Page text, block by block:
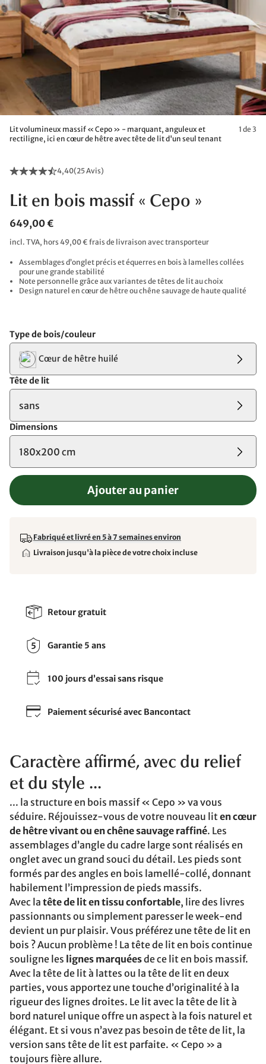
Lit volumineux massif « Cepo » - marquant, anguleux et
rectiligne, ici en cœur de hêtre avec tête de lit d'un seul tenant
1 de 3
4,40(25 Avis)
Lit en bois massif « Cepo »
649,00 €
incl. TVA, hors 49,00 € frais de livraison avec transporteur
Assemblages d’onglet précis et équerres en bois à lamelles collées
pour une grande stabilité
Note personnelle grâce aux variantes de têtes de lit au choix
Design naturel en cœur de hêtre ou chêne sauvage de haute qualité
Type de bois/couleur
Cœur de hêtre huilé
Tête de lit
sans
Dimensions
180x200 cm
Ajouter au panier
Fabriqué et livré en 5 à 7 semaines environ
Livraison jusqu'à la pièce de votre choix incluse
Retour gratuit
Garantie 5 ans
100 jours d’essai sans risque
Paiement sécurisé avec Bancontact
Caractère affirmé, avec du relief
et du style ...
... la structure en bois massif « Cepo » va vous
séduire. Réjouissez-vous de votre nouveau liten cœur
de hêtre vivant ou en chêne sauvage raffiné. Les
assemblages d’angle du cadre large sont réalisés en
onglet avec un grand souci du détail. Les pieds sont
formés par des angles en bois lamellé-collé, donnant
habilement l’impression de pieds massifs.
Avec la tête de lit en tissu confortable, lire des livres
passionnants ou simplement paresser le week-end
devient un pur plaisir. Vous préférez une tête de lit en
bois ? Aucun problème ! La tête de lit en bois continue
souligne les lignes marquéesde ce lit en bois massif.
Avec la tête de lit à lattes ou la tête de lit en deux
parties, vous apportez une touche d’originalité à la
rigueur des lignes droites. Le lit avec la tête de lit à
bord naturel unique offre un aspect à la fois naturel et
élégant. Et si vous n’avez pas besoin de tête de lit, la
version sans tête de lit est parfaite. « Cepo » a
toujours fière allure.